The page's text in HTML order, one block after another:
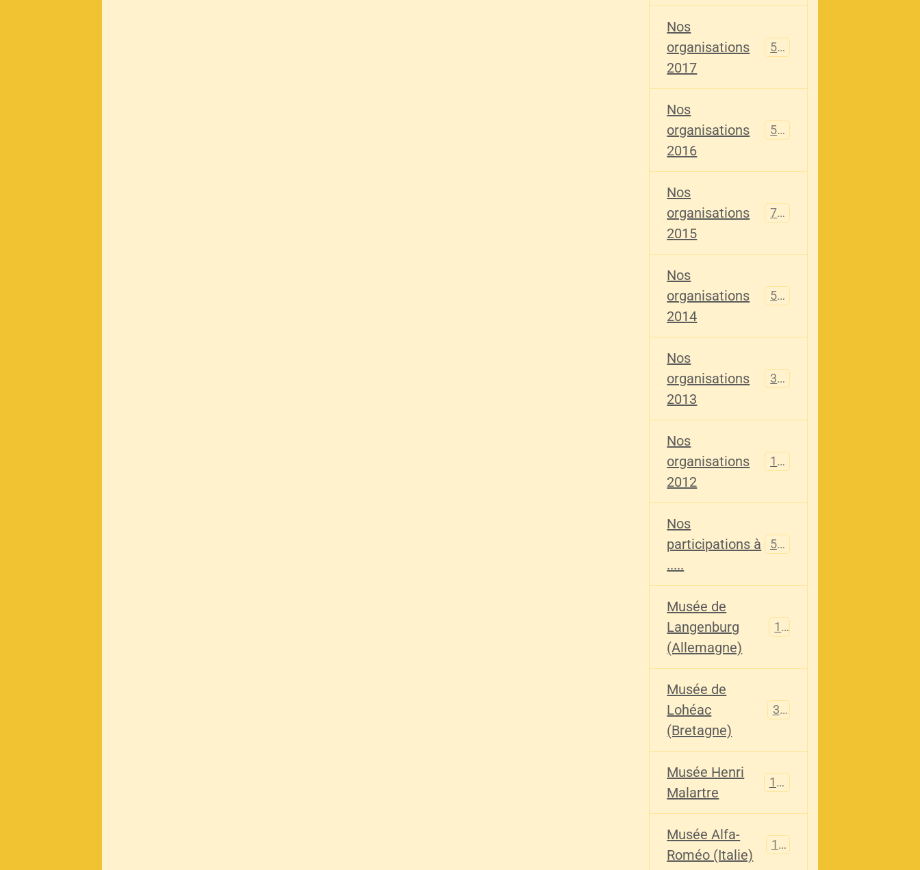
Nos
organisations
2017
555
Nos
organisations
2016
520
Nos
organisations
2015
776
Nos
organisations
2014
516
Nos
organisations
2013
344
Nos
organisations
2012
155
Nos
participations à
.....
563
Musée de
Langenburg
(Allemagne)
113
Musée de
Lohéac
(Bretagne)
321
Musée Henri
Malartre
136
Musée Alfa-
Roméo (Italie)
107